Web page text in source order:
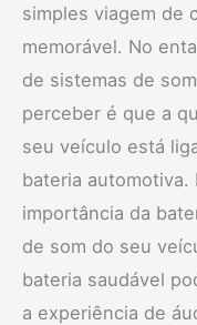
simples viagem de
memorável. No
de sistemas de
perceber é que a
seu veículo está
bateria
importância da
de som do seu
bateria saudável
a experiência de